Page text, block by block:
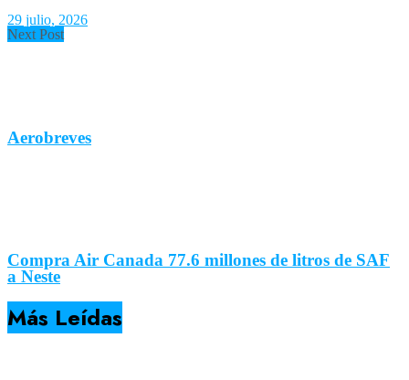
29 julio, 2026
Next Post
Aerobreves
Compra Air Canada 77.6 millones de litros de SAF
a Neste
Más Leídas